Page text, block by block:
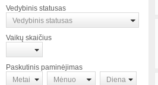
Vedybinis statusas
Vedybinis statusas
Vaikų skaičius
Paskutinis paminėjimas
Metai
Mėnuo Diena